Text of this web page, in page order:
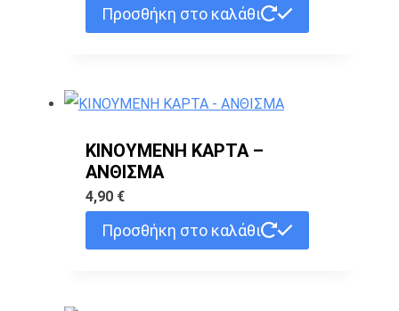
Προσθήκη στο καλάθι
ΚΙΝΟΥΜΕΝΗ ΚΑΡΤΑ –
ΑΝΘΙΣΜΑ
4,90 €
Προσθήκη στο καλάθι